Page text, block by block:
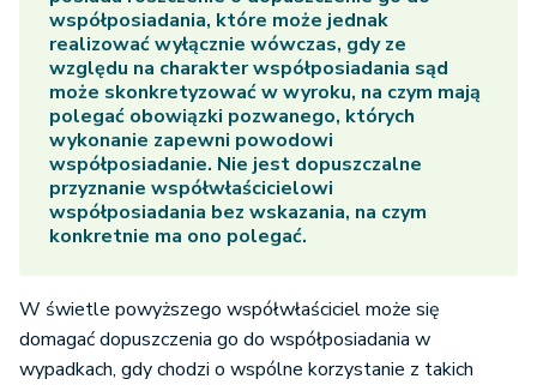
współposiadania, które może jednak
realizować wyłącznie wówczas, gdy ze
względu na charakter współposiadania sąd
może skonkretyzować w wyroku, na czym mają
polegać obowiązki pozwanego, których
wykonanie zapewni powodowi
współposiadanie. Nie jest dopuszczalne
przyznanie współwłaścicielowi
współposiadania bez wskazania, na czym
konkretnie ma ono polegać.
W świetle powyższego współwłaściciel może się
domagać dopuszczenia go do współposiadania w
wypadkach, gdy chodzi o wspólne korzystanie z takich